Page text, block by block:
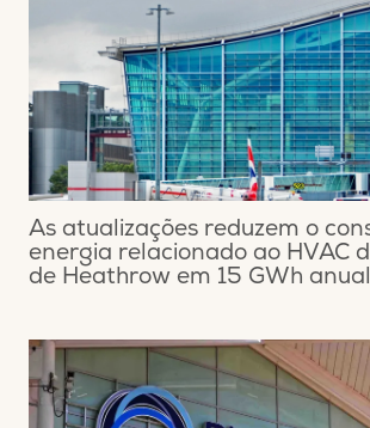
As atualizações reduzem o
energia relacionado ao HVAC
de Heathrow em 15 GWh